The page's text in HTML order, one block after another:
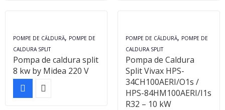
POMPE DE CĂLDURĂ, POMPE DE
CALDURA SPLIT
Pompa de caldura split
8 kw by Midea 220 V
POMPE DE CĂLDURĂ, POMPE DE
CALDURA SPLIT
Pompa de Caldura
Split Vivax HPS-
34CH100AERI/O1s /
HPS-84HM100AERI/I1s
R32 – 10 kW